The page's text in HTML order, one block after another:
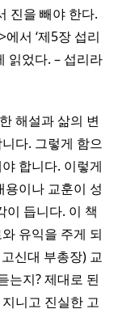
진을 빼야 한다.
서 ‘제5장 섭리
읽었다. – 섭리라
해설과 삶의 변
다. 그렇게 함으
합니다. 이렇게
이나 교훈이 성
이 듭니다. 이 책
유익을 주게 되
신대 부총장) 교
는지? 제대로 된
니고 진실한 고